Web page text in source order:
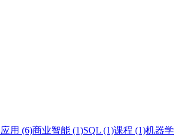
用 (6)商业智能 (1)SQL (1)课程 (1)机器学